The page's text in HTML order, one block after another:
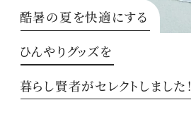
酷暑の夏を快適にする
ひんやりグッズを
暮らし賢者がセレクトしました！